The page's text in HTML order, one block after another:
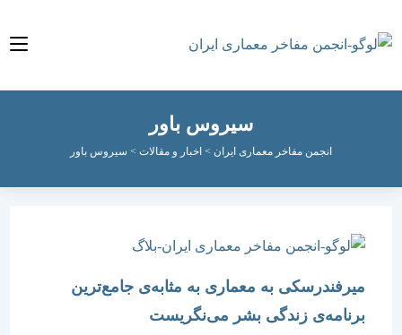
سیروس باور
انجمن مفاخر معماری ایران > اخبار و مقالات>سیروس باور
میرفندرسکی به معماری به مثابه‌ی جامع‌ترین
برنامه‌ی زندگی بشر می‌نگریست